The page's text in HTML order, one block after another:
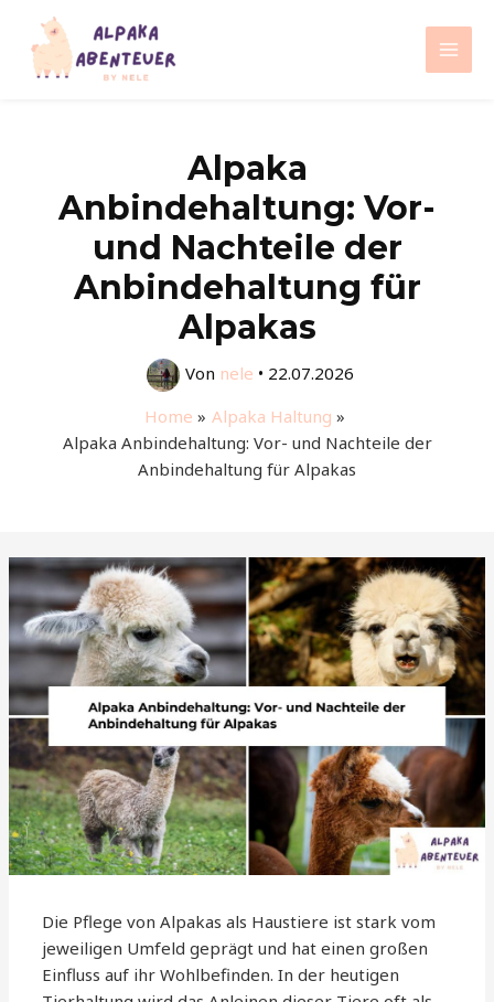
Inhalt
springen
Main
Alpaka
Anbindehaltung: Vor-
und Nachteile der
Anbindehaltung für
Alpakas
Von nele • 22.07.2026
Home
Alpaka Haltung
Alpaka Anbindehaltung: Vor- und Nachteile der
Anbindehaltung für Alpakas
Die Pflege von Alpakas als Haustiere ist stark vom
jeweiligen Umfeld geprägt und hat einen großen
Einfluss auf ihr Wohlbefinden. In der heutigen